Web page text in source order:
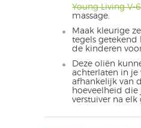
Young Living V-6
massage.
Maak kleurige
tegels getekend
de kinderen
Deze oliën
achterlaten in je
afhankelijk van
hoeveelheid die
verstuiver na elk